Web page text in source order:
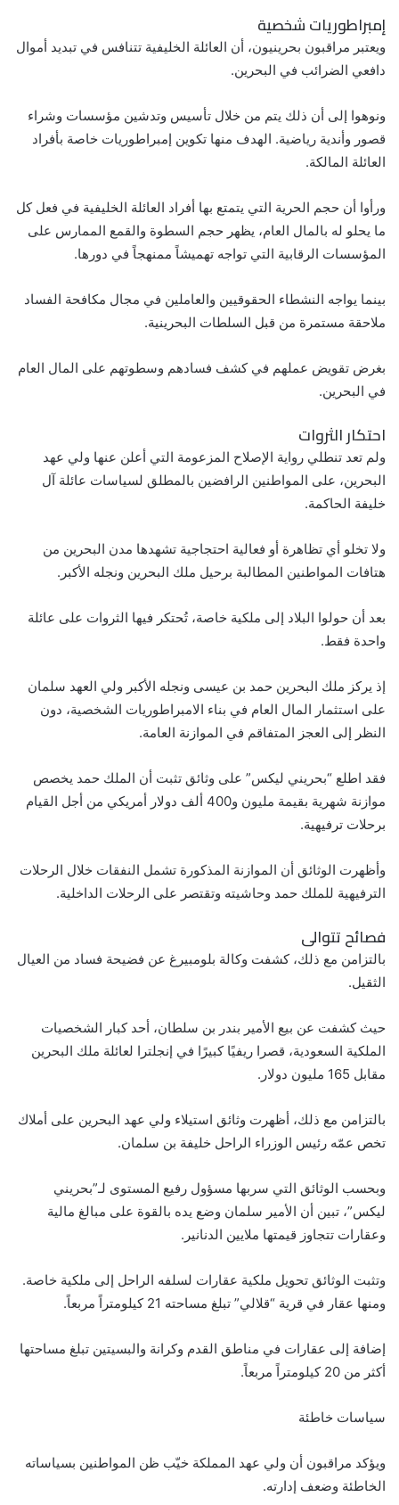
إمبراطوريات شخصية
ويعتبر مراقبون بحرينيون، أن العائلة الخليفية تتنافس في تبديد أموال
دافعي الضرائب في البحرين.
ونوهوا إلى أن ذلك يتم من خلال تأسيس وتدشين مؤسسات وشراء
قصور وأندية رياضية. الهدف منها تكوين إمبراطوريات خاصة بأفراد
العائلة المالكة.
ورأوا أن حجم الحرية التي يتمتع بها أفراد العائلة الخليفية في فعل كل
ما يحلو له بالمال العام، يظهر حجم السطوة والقمع الممارس على
المؤسسات الرقابية التي تواجه تهميشاً ممنهجاً في دورها.
بينما يواجه النشطاء الحقوقيين والعاملين في مجال مكافحة الفساد
ملاحقة مستمرة من قبل السلطات البحرينية.
بغرض تقويض عملهم في كشف فسادهم وسطوتهم على المال العام
في البحرين.
احتكار الثروات
ولم تعد تنطلي رواية الإصلاح المزعومة التي أعلن عنها ولي عهد
البحرين، على المواطنين الرافضين بالمطلق لسياسات عائلة آل
خليفة الحاكمة.
ولا تخلو أي تظاهرة أو فعالية احتجاجية تشهدها مدن البحرين من
هتافات المواطنين المطالبة برحيل ملك البحرين ونجله الأكبر.
بعد أن حولوا البلاد إلى ملكية خاصة، تُحتكر فيها الثروات على عائلة
واحدة فقط.
إذ يركز ملك البحرين حمد بن عيسى ونجله الأكبر ولي العهد سلمان
على استثمار المال العام في بناء الامبراطوريات الشخصية، دون
النظر إلى العجز المتفاقم في الموازنة العامة.
فقد اطلع “بحريني ليكس” على وثائق تثبت أن الملك حمد يخصص
موازنة شهرية بقيمة مليون و400 ألف دولار أمريكي من أجل القيام
برحلات ترفيهية.
وأظهرت الوثائق أن الموازنة المذكورة تشمل النفقات خلال الرحلات
الترفيهية للملك حمد وحاشيته وتقتصر على الرحلات الداخلية.
فصائح تتوالى
بالتزامن مع ذلك، كشفت وكالة بلومبيرغ عن فضيحة فساد من العيال
الثقيل.
حيث كشفت عن بيع الأمير بندر بن سلطان، أحد كبار الشخصيات
الملكية السعودية، قصرا ريفيًا كبيرًا في إنجلترا لعائلة ملك البحرين
مقابل 165 مليون دولار.
بالتزامن مع ذلك، أظهرت وثائق استيلاء ولي عهد البحرين على أملاك
تخص عمّه رئيس الوزراء الراحل خليفة بن سلمان.
وبحسب الوثائق التي سربها مسؤول رفيع المستوى لـ”بحريني
ليكس”، تبين أن الأمير سلمان وضع يده بالقوة على مبالغ مالية
وعقارات تتجاوز قيمتها ملايين الدنانير.
وتثبت الوثائق تحويل ملكية عقارات لسلفه الراحل إلى ملكية خاصة.
ومنها عقار في قرية “قلالي” تبلغ مساحته 21 كيلومتراً مربعاً.
إضافة إلى عقارات في مناطق القدم وكرانة والبسيتين تبلغ مساحتها
أكثر من 20 كيلومتراً مربعاً.
سياسات خاطئة
ويؤكد مراقبون أن ولي عهد المملكة خيّب ظن المواطنين بسياساته
الخاطئة وضعف إدارته.